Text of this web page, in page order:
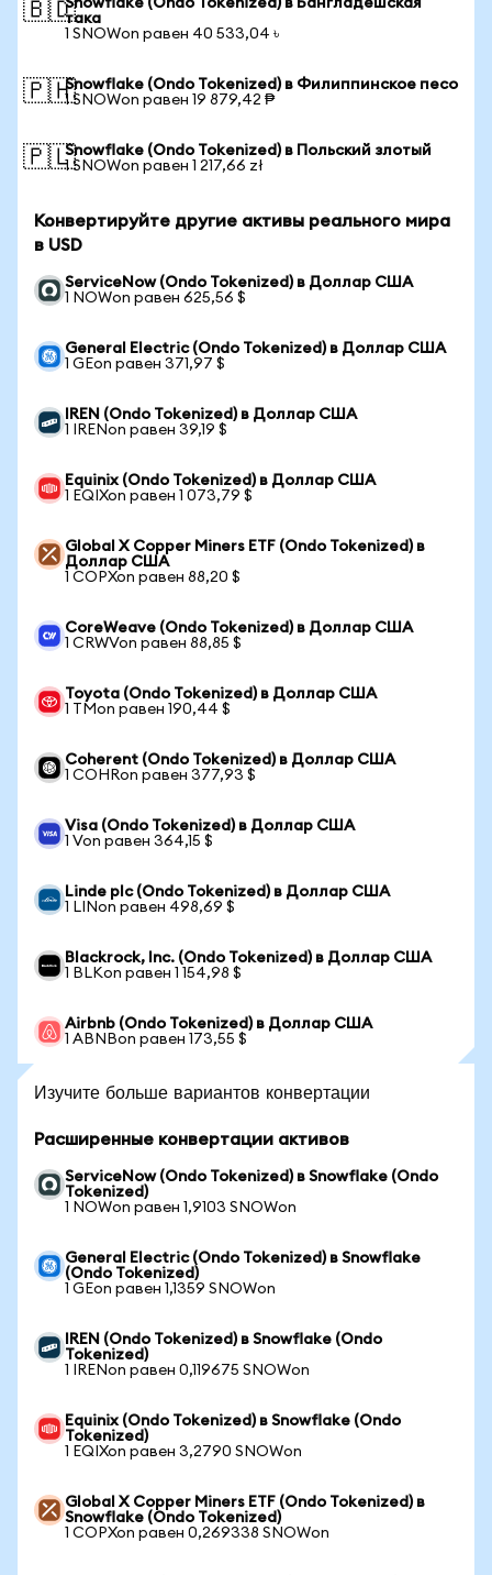
🇧🇩Snowflake (Ondo Tokenized) в Бангладешская
така
1 SNOWon равен 40 533,04 ৳
🇵🇭Snowflake (Ondo Tokenized) в Филиппинское песо
1 SNOWon равен 19 879,42 ₱
🇵🇱Snowflake (Ondo Tokenized) в Польский злотый
1 SNOWon равен 1 217,66 zł
Конвертируйте другие активы реального мира
в USD
ServiceNow (Ondo Tokenized) в Доллар США
1 NOWon равен 625,56 $
General Electric (Ondo Tokenized) в Доллар США
1 GEon равен 371,97 $
IREN (Ondo Tokenized) в Доллар США
1 IRENon равен 39,19 $
Equinix (Ondo Tokenized) в Доллар США
1 EQIXon равен 1 073,79 $
Global X Copper Miners ETF (Ondo Tokenized) в
Доллар США
1 COPXon равен 88,20 $
CoreWeave (Ondo Tokenized) в Доллар США
1 CRWVon равен 88,85 $
Toyota (Ondo Tokenized) в Доллар США
1 TMon равен 190,44 $
Coherent (Ondo Tokenized) в Доллар США
1 COHRon равен 377,93 $
Visa (Ondo Tokenized) в Доллар США
1 Von равен 364,15 $
Linde plc (Ondo Tokenized) в Доллар США
1 LINon равен 498,69 $
Blackrock, Inc. (Ondo Tokenized) в Доллар США
1 BLKon равен 1 154,98 $
Airbnb (Ondo Tokenized) в Доллар США
1 ABNBon равен 173,55 $
Изучите больше вариантов конвертации
Расширенные конвертации активов
ServiceNow (Ondo Tokenized) в Snowflake (Ondo
Tokenized)
1 NOWon равен 1,9103 SNOWon
General Electric (Ondo Tokenized) в Snowflake
(Ondo Tokenized)
1 GEon равен 1,1359 SNOWon
IREN (Ondo Tokenized) в Snowflake (Ondo
Tokenized)
1 IRENon равен 0,119675 SNOWon
Equinix (Ondo Tokenized) в Snowflake (Ondo
Tokenized)
1 EQIXon равен 3,2790 SNOWon
Global X Copper Miners ETF (Ondo Tokenized) в
Snowflake (Ondo Tokenized)
1 COPXon равен 0,269338 SNOWon